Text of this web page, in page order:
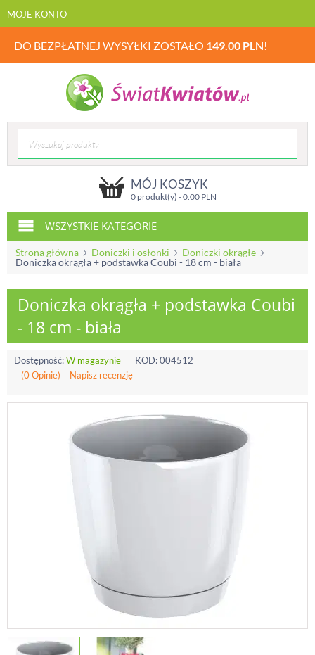
MOJE KONTO
DO BEZPŁATNEJ WYSYŁKI ZOSTAŁO 149.00 PLN!
MÓJ KOSZYK
0 produkt(y) -0.00PLN
WSZYSTKIE KATEGORIE
Strona główna Doniczki i osłonki
Doniczki okrągłe
Doniczka okrągła + podstawka Coubi - 18 cm - biała
Doniczka okrągła + podstawka Coubi
- 18 cm - biała
Dostępność:W magazynie KOD:004512
(0 Opinie)
Napisz recenzję